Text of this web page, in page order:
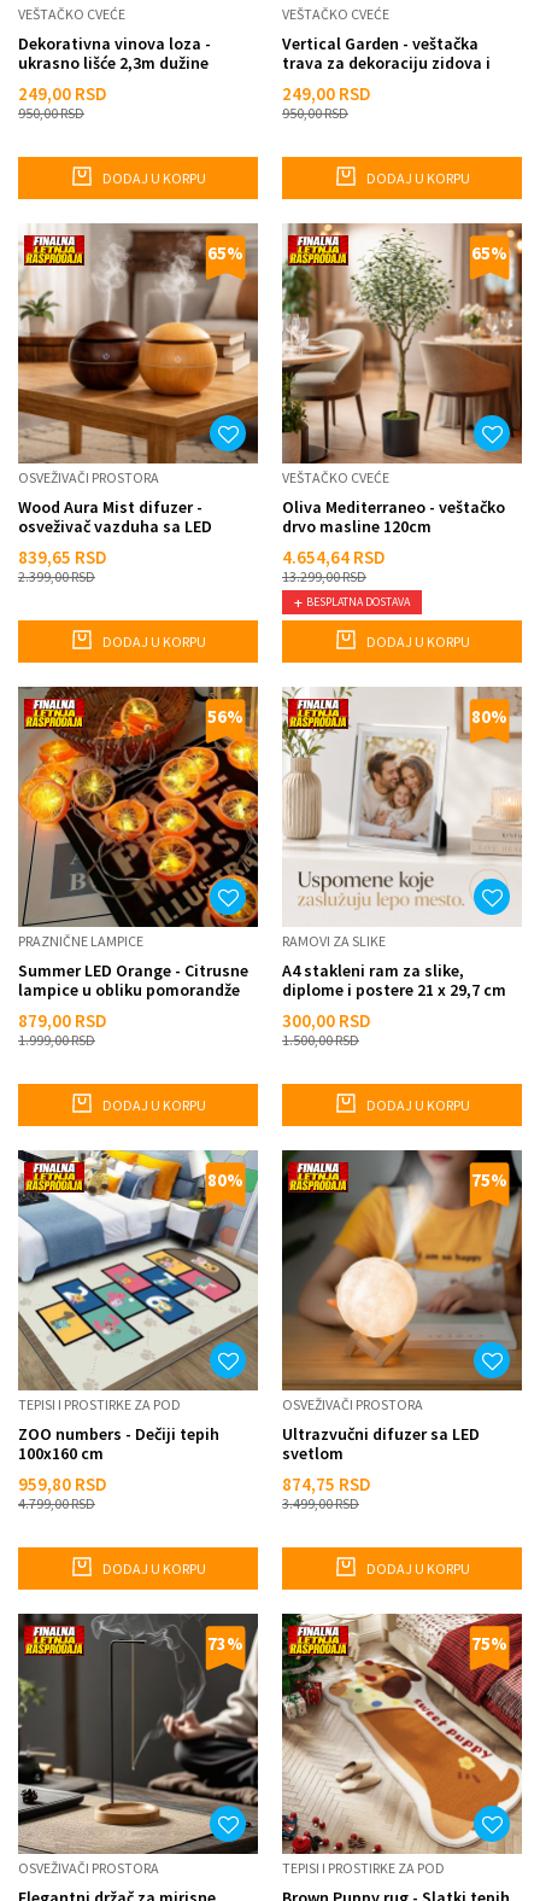
VEŠTAČKO CVEĆE
Dekorativna vinova loza -
ukrasno lišće 2,3m dužine
249,00 RSD
950,00RSD
DODAJ U KORPU
VEŠTAČKO CVEĆE
Vertical Garden - veštačka
trava za dekoraciju zidova i
249,00 RSD
950,00RSD
DODAJ U KORPU
65%
OSVEŽIVAČI PROSTORA
Wood Aura Mist difuzer -
osveživač vazduha sa LED
839,65 RSD
2.399,00RSD
DODAJ U KORPU
65%
VEŠTAČKO CVEĆE
Oliva Mediterraneo - veštačko
drvo masline 120cm
4.654,64 RSD
13.299,00RSD
BESPLATNA DOSTAVA
DODAJ U KORPU
56%
PRAZNIČNE LAMPICE
Summer LED Orange - Citrusne
lampice u obliku pomorandže
879,00 RSD
1.999,00RSD
DODAJ U KORPU
80%
RAMOVI ZA SLIKE
A4 stakleni ram za slike,
diplome i postere 21 x 29,7 cm
300,00 RSD
1.500,00RSD
DODAJ U KORPU
80%
TEPISI I PROSTIRKE ZA POD
ZOO numbers - Dečiji tepih
100x160 cm
959,80 RSD
4.799,00RSD
DODAJ U KORPU
75%
OSVEŽIVAČI PROSTORA
Ultrazvučni difuzer sa LED
svetlom
874,75 RSD
3.499,00RSD
DODAJ U KORPU
73%
OSVEŽIVAČI PROSTORA
75%
TEPISI I PROSTIRKE ZA POD